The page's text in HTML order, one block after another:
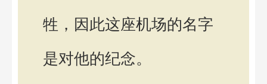
牲，因此这座机场的名字
是对他的纪念。